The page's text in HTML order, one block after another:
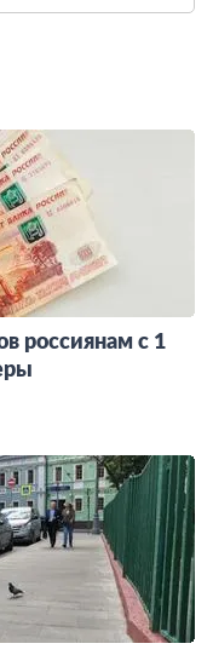
россиянам с 1